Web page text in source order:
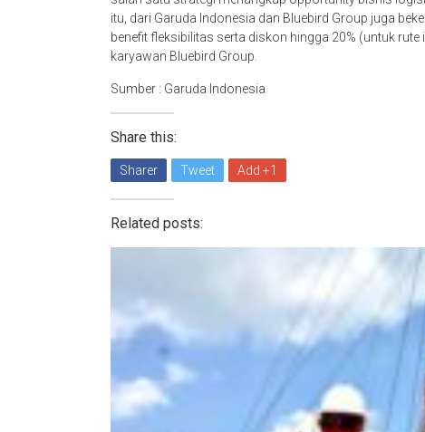
itu, dari Garuda Indonesia dan Bluebird Group juga
benefit fleksibilitas serta diskon hingga 20% (untuk
karyawan Bluebird Group.
Sumber : Garuda Indonesia
Share this:
Sharer Tweet Add +1
Related posts: